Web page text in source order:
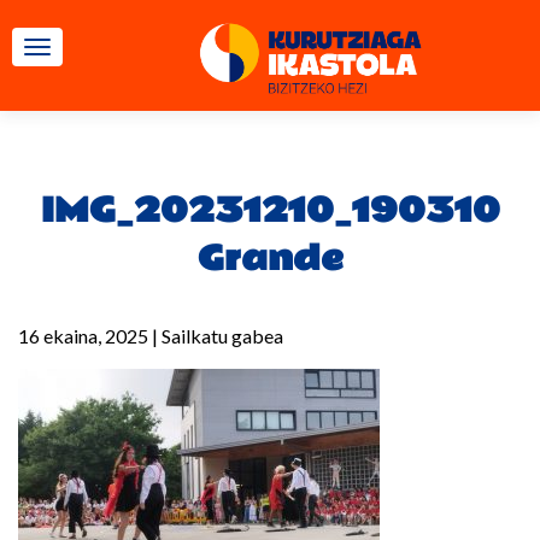
TOGGLE NAVIGATION
IMG_20231210_190310
Grande
16 ekaina, 2025 | Sailkatu gabea